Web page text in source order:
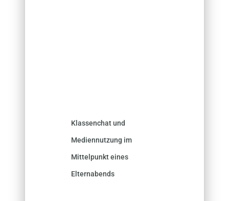
Klassenchat und
Mediennutzung im
Mittelpunkt eines
Elternabends